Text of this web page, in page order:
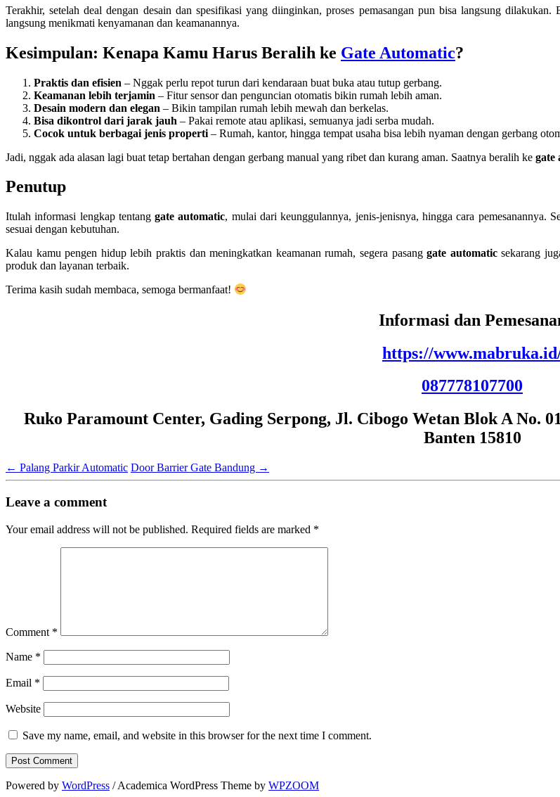
Terakhir, setelah deal dengan desain dan spesifikasi yang diinginkan, proses pemasangan pun bisa langsung dilakukan.
langsung menikmati kenyamanan dan keamanannya.
Kesimpulan: Kenapa Kamu Harus Beralih ke Gate Automatic?
Praktis dan efisien – Nggak perlu repot turun dari kendaraan buat buka atau tutup gerbang.
Keamanan lebih terjamin – Fitur sensor dan penguncian otomatis bikin rumah lebih aman.
Desain modern dan elegan – Bikin tampilan rumah lebih mewah dan berkelas.
Bisa dikontrol dari jarak jauh – Pakai remote atau aplikasi, semuanya jadi serba mudah.
Cocok untuk berbagai jenis properti – Rumah, kantor, hingga tempat usaha bisa lebih nyaman dengan gerbang
Jadi, nggak ada alasan lagi buat tetap bertahan dengan gerbang manual yang ribet dan kurang aman. Saatnya beralih ke gate
Penutup
Itulah informasi lengkap tentanggate automatic, mulai dari keunggulannya, jenis-jenisnya, hingga cara pemesanannya.
sesuai dengan kebutuhan.
Kalau kamu pengen hidup lebih praktis dan meningkatkan keamanan rumah, segera pasanggate automaticsekarang
produk dan layanan terbaik.
Terima kasih sudah membaca, semoga bermanfaat!
Informasi dan
https://
087778107700
Ruko Paramount Center, Gading Serpong, Jl. Cibogo Wetan Blok A No.
Banten 15810
← Palang Parkir Automatic Door Barrier Gate Bandung →
Leave a comment
Your email address will not be published. Required fields are marked *
Comment *
Name *
Email *
Website
Save my name, email, and website in this browser for the next time I comment.
Powered by WordPress / Academica WordPress Theme by WPZOOM